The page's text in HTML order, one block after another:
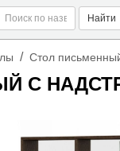
Найти
/ Стол
С